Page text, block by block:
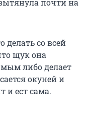
почти на
делать со всей
щук она
либо делает
окуней и
и ест сама.